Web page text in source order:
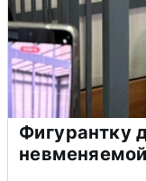
Фигурантку
невменяемой